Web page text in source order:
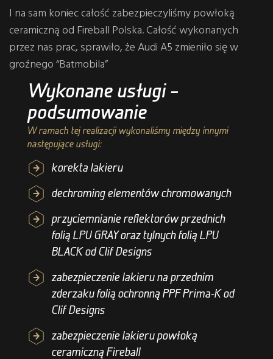
I na sam koniec całość zabezpieczyliśmy powłoką
ceramiczną od Fireball Polska. Całość wykonanych
przez nas prac, sprawiło, że Audi A5 zmieniło się w
groźnego “Batmobila”
Wykonane usługi –
podsumowanie
W ramach tej realizacji wykonaliśmy między innymi
następujące usługi:
korekta lakieru
dechroming elementów chromowanych
przyciemnianie reflektorów przednich
folią LPU GRAY oraz tylnych folią LPU
BLACK od Clif Designs
zabezpieczenie lakieru na przednim
zderzaku folią ochronną PPF Prima-K od
Clif Designs
zabezpieczenie lakieru powłoką
ceramiczną Fireball